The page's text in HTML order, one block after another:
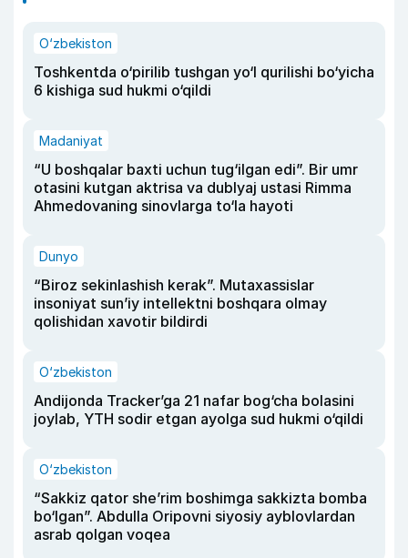
O‘zbekiston
Toshkentda o‘pirilib tushgan yo‘l qurilishi bo‘yicha
6 kishiga sud hukmi o‘qildi
Madaniyat
“U boshqalar baxti uchun tug‘ilgan edi”. Bir umr
otasini kutgan aktrisa va dublyaj ustasi Rimma
Ahmedovaning sinovlarga to‘la hayoti
Dunyo
“Biroz sekinlashish kerak”. Mutaxassislar
insoniyat sun’iy intellektni boshqara olmay
qolishidan xavotir bildirdi
O‘zbekiston
Andijonda Tracker’ga 21 nafar bog‘cha bolasini
joylab, YTH sodir etgan ayolga sud hukmi o‘qildi
O‘zbekiston
“Sakkiz qator she’rim boshimga sakkizta bomba
bo‘lgan”. Abdulla Oripovni siyosiy ayblovlardan
asrab qolgan voqea